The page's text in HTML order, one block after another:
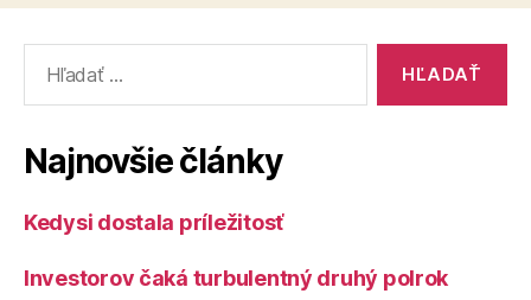
Najnovšie články
Kedysi dostala príležitosť
Investorov čaká turbulentný druhý polrok